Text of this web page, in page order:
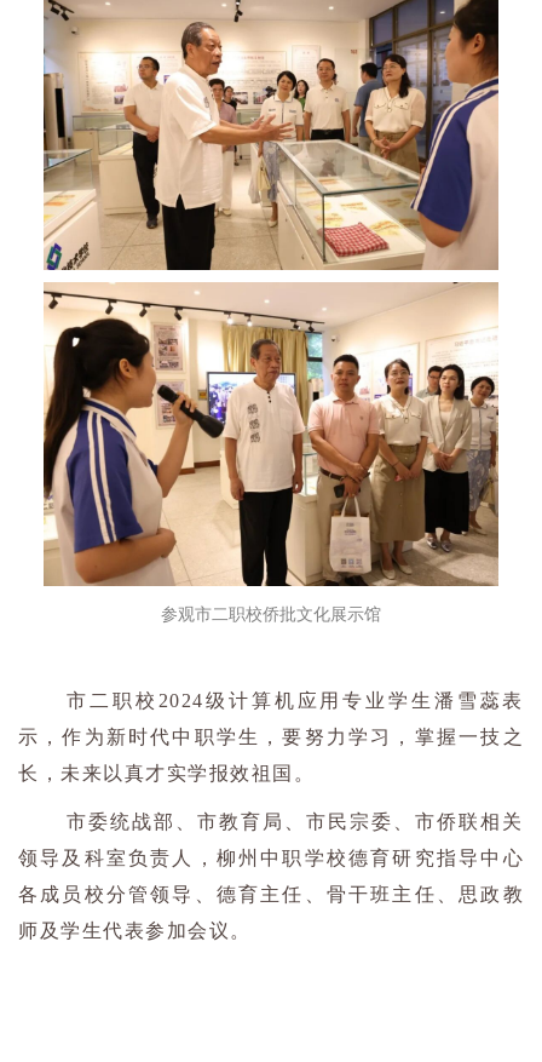
参观市二职校侨批文化展示馆
市二职校2024级计算机应用专业学生潘雪蕊表
示，作为新时代中职学生，要努力学习，掌握一技之
长，未来以真才实学报效祖国。
市委统战部、市教育局、市民宗委、市侨联相关
领导及科室负责人，柳州中职学校德育研究指导中心
各成员校分管领导、德育主任、骨干班主任、思政教
师及学生代表参加会议。